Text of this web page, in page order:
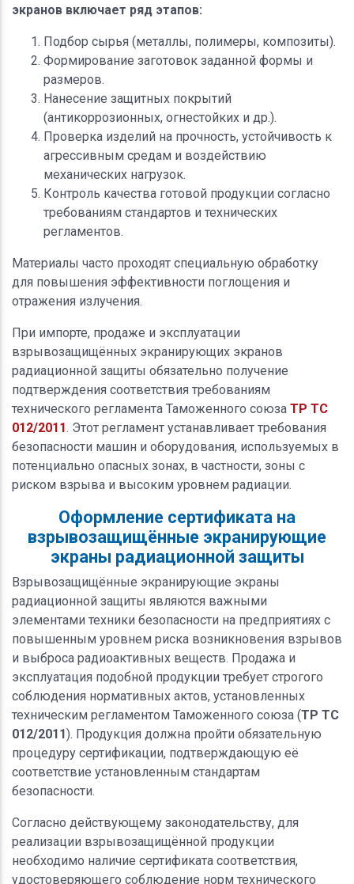
экранов включает ряд этапов:
Подбор сырья (металлы, полимеры, композиты).
Формирование заготовок заданной формы и
размеров.
Нанесение защитных покрытий
(антикоррозионных, огнестойких и др.).
Проверка изделий на прочность, устойчивость к
агрессивным средам и воздействию
механических нагрузок.
Контроль качества готовой продукции согласно
требованиям стандартов и технических
регламентов.
Материалы часто проходят специальную обработку
для повышения эффективности поглощения и
отражения излучения.
При импорте, продаже и эксплуатации
взрывозащищённых экранирующих экранов
радиационной защиты обязательно получение
подтверждения соответствия требованиям
технического регламента Таможенного союза ТР ТС
012/2011. Этот регламент устанавливает требования
безопасности машин и оборудования, используемых в
потенциально опасных зонах, в частности, зоны с
риском взрыва и высоким уровнем радиации.
Оформление сертификата на
взрывозащищённые экранирующие
экраны радиационной защиты
Взрывозащищённые экранирующие экраны
радиационной защиты являются важными
элементами техники безопасности на предприятиях с
повышенным уровнем риска возникновения взрывов
и выброса радиоактивных веществ. Продажа и
эксплуатация подобной продукции требует строгого
соблюдения нормативных актов, установленных
техническим регламентом Таможенного союза (ТР ТС
012/2011). Продукция должна пройти обязательную
процедуру сертификации, подтверждающую её
соответствие установленным стандартам
безопасности.
Согласно действующему законодательству, для
реализации взрывозащищённой продукции
необходимо наличие сертификата соответствия,
удостоверяющего соблюдение норм технического